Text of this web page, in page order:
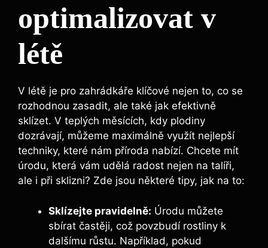
optimalizovat v
létě
V létě je pro zahrádkáře klíčové nejen to, co se
rozhodnou zasadit, ale také jak efektivně
sklízet. V teplých měsících, kdy plodiny
dozrávají, můžeme maximálně využít nejlepší
techniky, které nám příroda nabízí. Chcete mít
úrodu, která vám udělá radost nejen na talíři,
ale i při sklizni? Zde jsou některé tipy, jak na to:
Sklízejte pravidelně: Úrodu můžete
sbírat častěji, což povzbudí rostliny k
dalšímu růstu. Například, pokud